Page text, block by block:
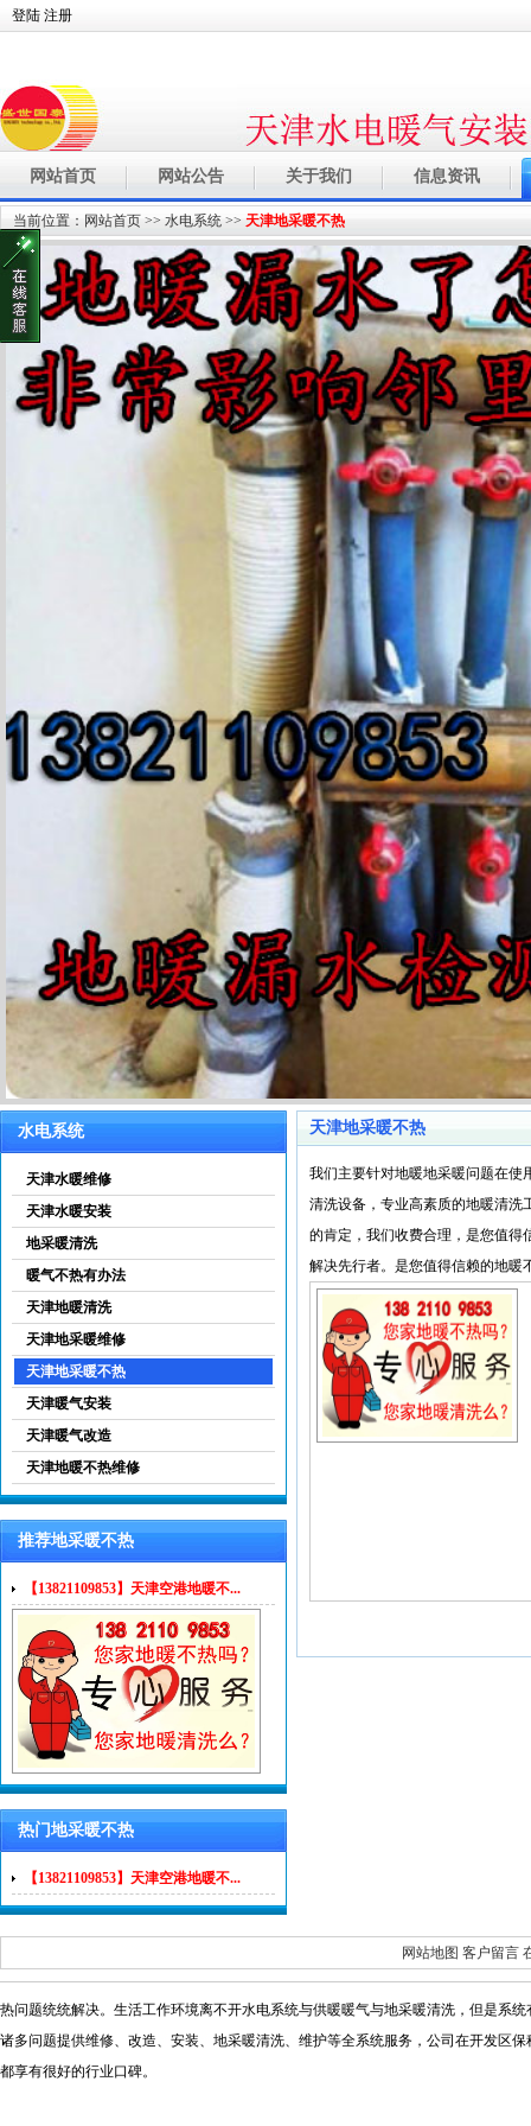
登陆 注册
网站首页 网站公告 关于我们 信息资讯
当前位置： 网站首页 >> 水电系统 >> 天津地采暖不热
水电系统
天津水暖维修
天津水暖安装
地采暖清洗
暖气不热有办法
天津地暖清洗
天津地采暖维修
天津地采暖不热
天津暖气安装
天津暖气改造
天津地暖不热维修
推荐地采暖不热
【13821109853】天津空港地暖不...
热门地采暖不热
【13821109853】天津空港地暖不...
天津地采暖不热
我们主要针对地暖地采暖问题在使
清洗设备，专业高素质的地暖清洗
的肯定，我们收费合理，是您值得
解决先行者。是您值得信赖的地暖
网站地图 客户留言
热问题统统解决。生活工作环境离不开水电系统与供暖暖气与地采暖清洗，但是系
诸多问题提供维修、改造、安装、地采暖清洗、维护等全系统服务，公司在开发区
都享有很好的行业口碑。